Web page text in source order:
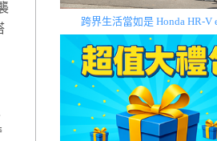
跨界生活當如是 Honda HR-V